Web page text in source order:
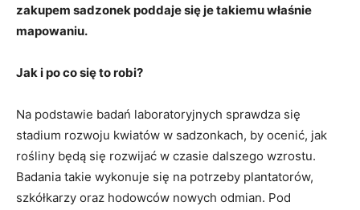
zakupem sadzonek poddaje się je takiemu właśnie
mapowaniu.
Jak i po co się to robi?
Na podstawie badań laboratoryjnych sprawdza się
stadium rozwoju kwiatów w sadzonkach, by ocenić, jak
rośliny będą się rozwijać w czasie dalszego wzrostu.
Badania takie wykonuje się na potrzeby plantatorów,
szkółkarzy oraz hodowców nowych odmian. Pod